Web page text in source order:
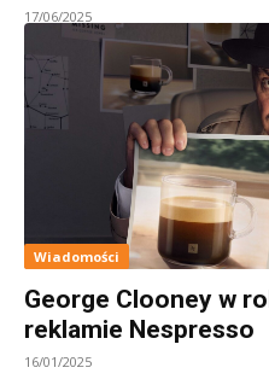
17/06/2025
Wiadomości
George Clooney w
reklamie Nespresso
16/01/2025